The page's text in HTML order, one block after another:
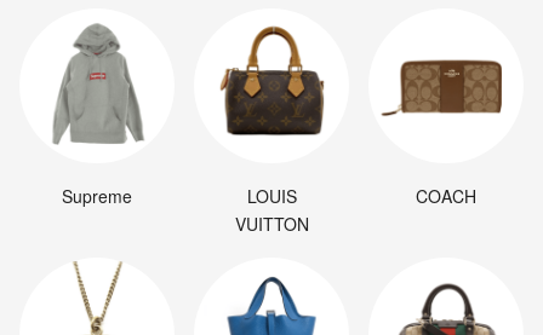
Supreme
LOUIS
VUITTON
COACH